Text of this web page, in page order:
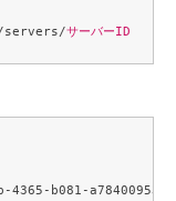
servers/サーバーID